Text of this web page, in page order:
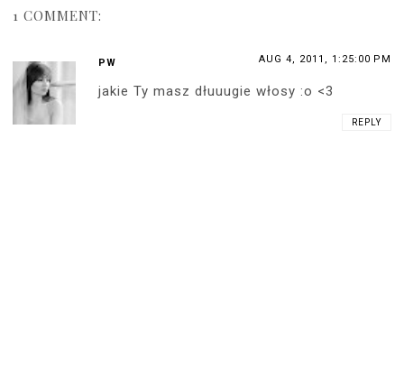
1 COMMENT:
PW AUG 4, 2011, 1:25:00 PM
jakie Ty masz dłuuugie włosy :o <3
REPLY